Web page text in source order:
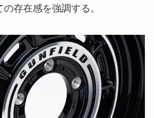
存在感を強調する。